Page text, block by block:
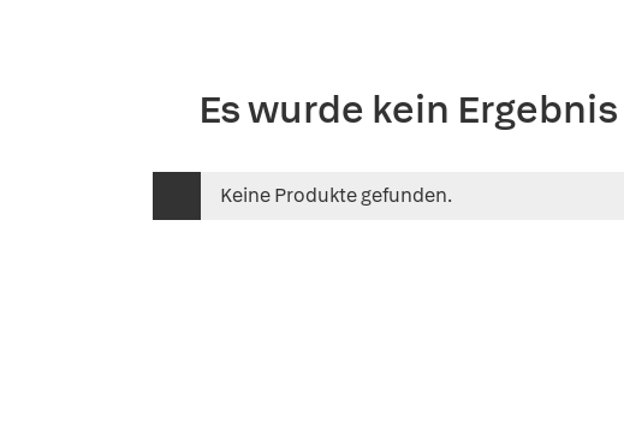
Es wurde kein
Keine Produkte gefunden.